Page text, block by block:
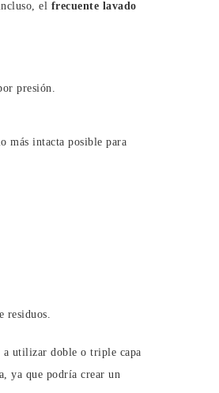
el frecuente lavado
presión.
más intacta posible para
residuos.
a utilizar doble o triple capa
ya que podría crear un